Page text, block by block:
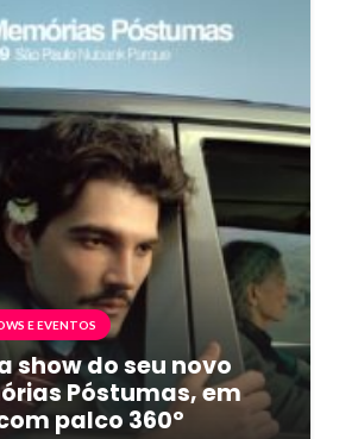
E EVENTOS
show do seu novo
Póstumas, em
palco 360º